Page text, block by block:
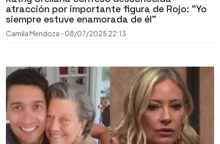
atracción por importante figura de Rojo: "Yo
siempre estuve enamorada de él"
Camila Mendoza - 08/07/2025 22:13